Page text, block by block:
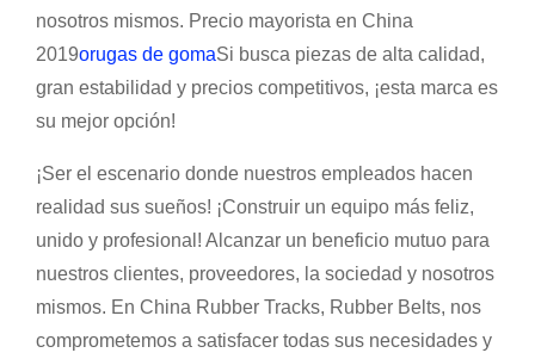
nosotros mismos. Precio mayorista en China
2019orugas de gomaSi busca piezas de alta calidad,
gran estabilidad y precios competitivos, ¡esta marca es
su mejor opción!
¡Ser el escenario donde nuestros empleados hacen
realidad sus sueños! ¡Construir un equipo más feliz,
unido y profesional! Alcanzar un beneficio mutuo para
nuestros clientes, proveedores, la sociedad y nosotros
mismos. En China Rubber Tracks, Rubber Belts, nos
comprometemos a satisfacer todas sus necesidades y